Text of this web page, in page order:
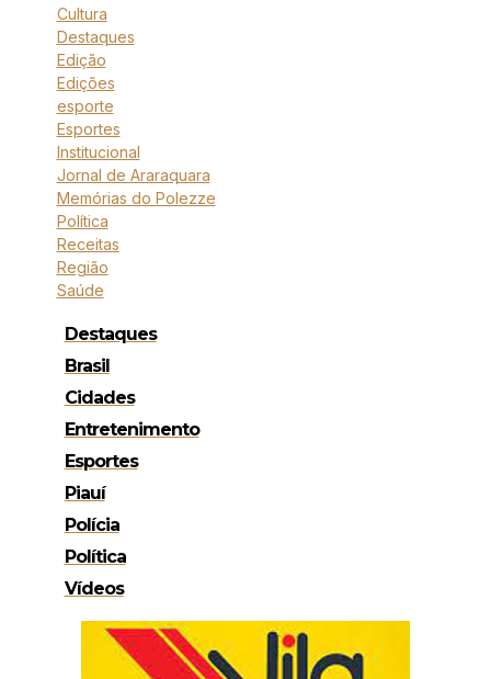
Cultura
Destaques
Edição
Edições
esporte
Esportes
Institucional
Jornal de Araraquara
Memórias do Polezze
Política
Receitas
Região
Saúde
Destaques
Brasil
Cidades
Entretenimento
Esportes
Piauí
Polícia
Política
Vídeos